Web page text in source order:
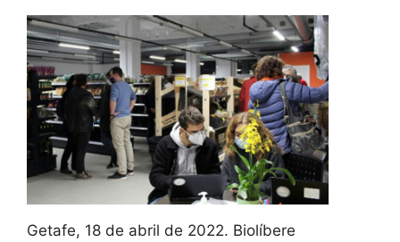
Getafe, 18 de abril de 2022. Biolíbere